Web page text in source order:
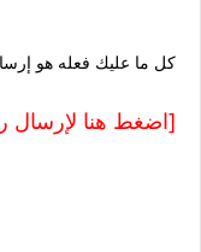
كل ما عليك فعله هو
[اضغط هنا لإرسال